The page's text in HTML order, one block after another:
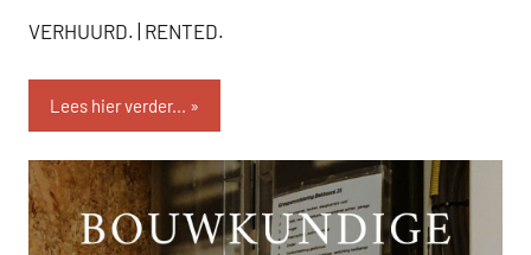
VERHUURD. | RENTED.
Lees hier verder...